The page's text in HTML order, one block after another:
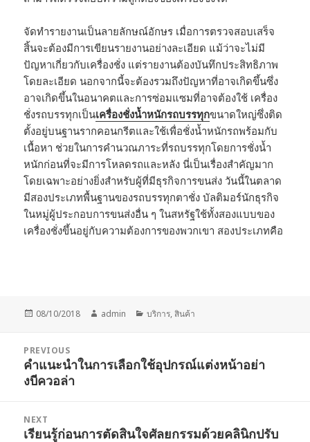
จัดทำรายงานเป็นลายลักษณ์อักษร เมื่อการตรวจสอบเสร็จ
สิ้นจะต้องมีการเขียนรายงานอย่างละเอียด แม้ว่าจะไม่มี
ปัญหาเกี่ยวกับเครื่องชั่ง แต่รายงานต้องบันทึกประสิทธิภาพ
โดยละเอียด นอกจากนี้จะต้องรวมถึงปัญหาที่อาจเกิดขึ้นซึ่ง
อาจเกิดขึ้นในอนาคตและการซ่อมแซมที่อาจต้องใช้ เครื่อง
ชั่งรถบรรทุกเป็นเครื่องชั่งน้ำหนักรถบรรทุกขนาดใหญ่ซึ่งติด
ตั้งอยู่บนฐานรากคอนกรีตและใช้เพื่อชั่งน้ำหนักรถพร้อมกับ
เนื้อหา ช่วยในการคำนวณภาระที่รถบรรทุกโดยการชั่งน้ำ
หนักก่อนที่จะมีการโหลดรถและหลัง นี่เป็นเรื่องสำคัญมาก
โดยเฉพาะอย่างยิ่งสำหรับผู้ที่มีธุรกิจการขนส่ง วันนี้ในตลาด
มีสองประเภทพื้นฐานของรถบรรทุกตาชั่ง บัลติมอร์นักธุรกิจ
ในหมู่ผู้ประกอบการขนส่งอื่น ๆ ในสหรัฐใช้ทั้งสองแบบของ
เครื่องชั่งขึ้นอยู่กับความต้องการของพวกเขา สองประเภทคือ
Posted
08/10/2018 Author
admin Categories
บริการ,สินค้า
navigation
PREVIOUS
Previous
post:
คำแนะนำในการเลือกใช้อุปกรณ์แต่งหน้าอย่า
งบีควอล่า
NEXT
Next
เรียนรู้ก่อนการตัดสินใจศัลยกรรมด้วยคลินิกปรับ